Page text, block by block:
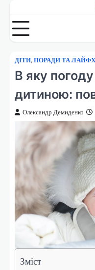
вмісту
ДІТИ, ПОРАДИ ТА
В яку
дитиною:
Олександр Демиденко
Зміст